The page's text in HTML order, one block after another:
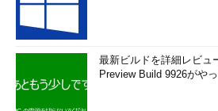
完全主義的な仕様とは、あらゆる詳細
す。このような完全主義の仕様書は、
かる」という意味で理想的なものですが
最新ビルドを詳細レビュ
Preview Build 9926がや